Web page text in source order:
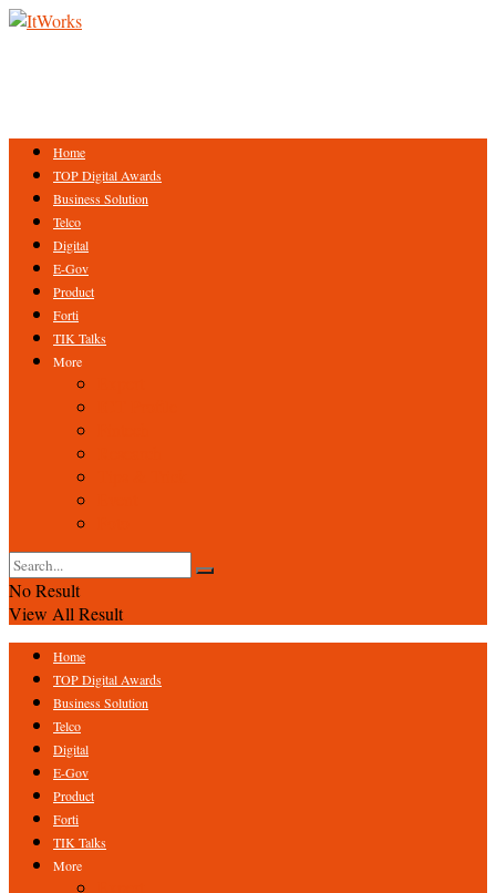
Home
TOP Digital Awards
Business Solution
Telco
Digital
E-Gov
Product
Forti
TIK Talks
More
No Result
View All Result
Home
TOP Digital Awards
Business Solution
Telco
Digital
E-Gov
Product
Forti
TIK Talks
More